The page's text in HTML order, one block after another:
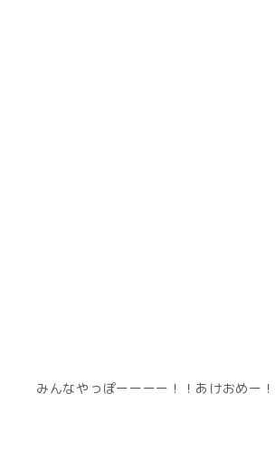
みんなやっぽーーーー！！あけおめー！